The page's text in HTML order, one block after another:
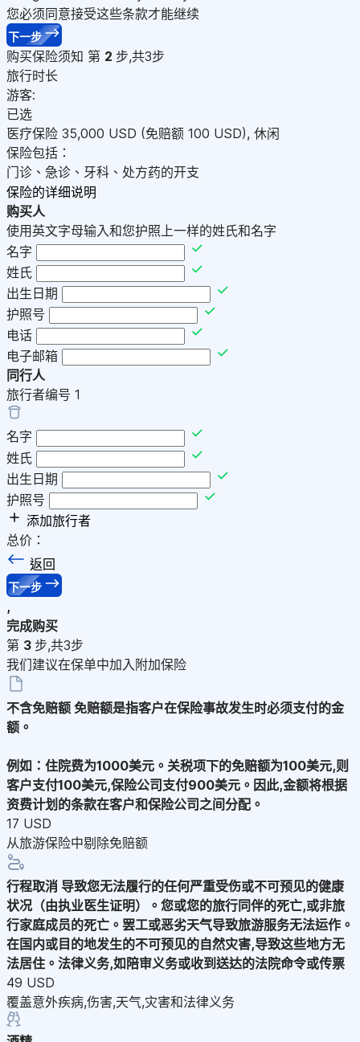
您必须同意接受这些条款才能继续
下一步
购买保险须知 第 2 步,共3步
旅行时长
游客:
已选
医疗保险 35,000 USD (免赔额 100 USD), 休闲
保险包括：
门诊、急诊、牙科、处方药的开支
保险的详细说明
购买人
使用英文字母输入和您护照上一样的姓氏和名字
名字
姓氏
出生日期
护照号
电话
电子邮箱
同行人
旅行者编号 1
名字
姓氏
出生日期
护照号
添加旅行者
总价：
返回
下一步
,
完成购买
第 3 步,共3步
我们建议在保单中加入附加保险
不含免赔额 免赔额是指客户在保险事故发生时必须支付的金
额。
例如：住院费为1000美元。关税项下的免赔额为100美元,则
客户支付100美元,保险公司支付900美元。因此,金额将根据
资费计划的条款在客户和保险公司之间分配。
17 USD
从旅游保险中剔除免赔额
行程取消 导致您无法履行的任何严重受伤或不可预见的健康
状况（由执业医生证明）。您或您的旅行同伴的死亡,或非旅
行家庭成员的死亡。罢工或恶劣天气导致旅游服务无法运作。
在国内或目的地发生的不可预见的自然灾害,导致这些地方无
法居住。法律义务,如陪审义务或收到送达的法院命令或传票
49 USD
覆盖意外疾病,伤害,天气,灾害和法律义务